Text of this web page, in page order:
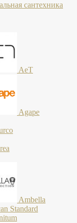
сантехника
AeT
Agape
Ambella
Standard